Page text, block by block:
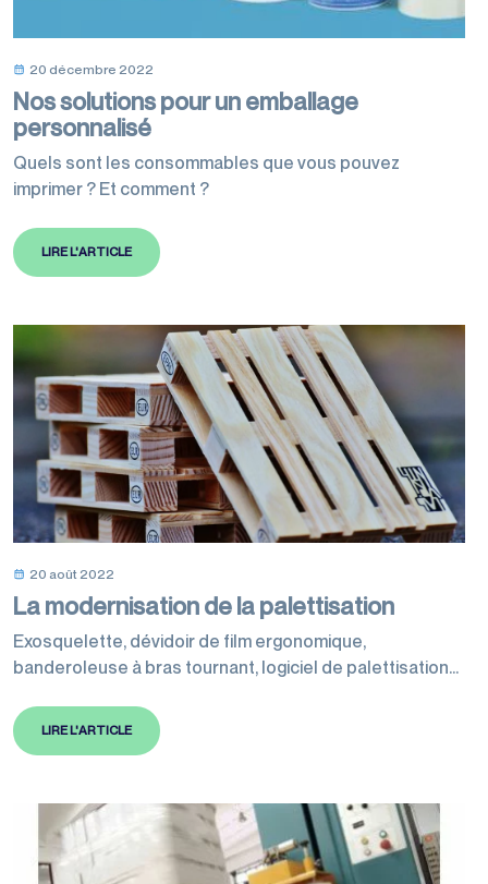
20 décembre 2022
Nos solutions pour un emballage
personnalisé
Quels sont les consommables que vous pouvez
imprimer ? Et comment ?
LIRE L'ARTICLE
20 août 2022
La modernisation de la palettisation
Exosquelette, dévidoir de film ergonomique,
banderoleuse à bras tournant, logiciel de palettisation
modernise.
LIRE L'ARTICLE